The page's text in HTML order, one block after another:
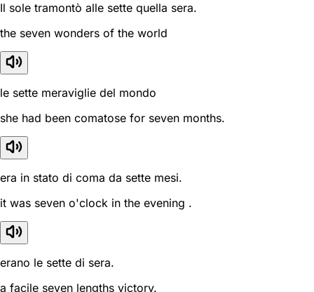
Il sole tramontò alle sette quella sera.
the seven wonders of the world
le sette meraviglie del mondo
she had been comatose for seven months.
era in stato di coma da sette mesi.
it was seven o'clock in the evening .
erano le sette di sera.
a facile seven lengths victory.